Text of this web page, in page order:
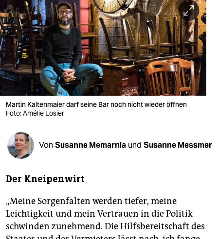
sport
berlin
nord
wahrheit
verlag
verlag
veranstaltungen
shop
abo
genossenschaft
Martin Kaltenmaier darf seine Bar noch nicht wieder öffnen
Foto: Amélie Losier
Von Susanne Memarnia und Susanne Messmer
Der Kneipenwirt
„Meine Sorgenfalten werden tiefer, meine
Leichtigkeit und mein Vertrauen in die Politik
schwinden zunehmend. Die Hilfsbereitschaft des